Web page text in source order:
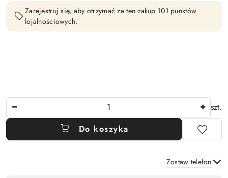
Zarejestruj się, aby otrzymać za ten zakup 101 punktów
lojalnościowych.
szt.
Do koszyka
Zostaw telefon